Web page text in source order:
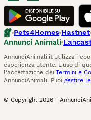
Pets4Homes Hastnet
Annunci Animali
AnnunciAnimali.it utilizza i
esperienza utente. L'uso di
l'accettazione dei Termini e
AnnunciAnimali. Puoi gestire
© Copyright 2026 -